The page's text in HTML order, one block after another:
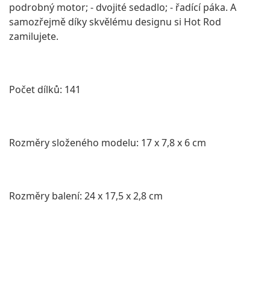
podrobný motor; - dvojité sedadlo; - řadící páka. A
samozřejmě díky skvělému designu si Hot Rod
zamilujete.
Počet dílků: 141
Rozměry složeného modelu: 17 x 7,8 x 6 cm
Rozměry balení: 24 x 17,5 x 2,8 cm